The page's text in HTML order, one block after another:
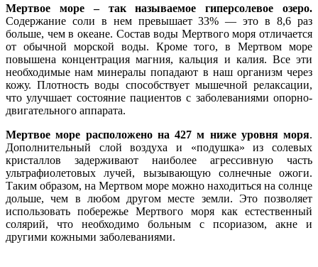
Мертвое море – так называемое гиперсолевое озеро.
Содержание соли в нем превышает 33% — это в 8,6 раз
больше, чем в океане. Состав воды Мертвого моря отличается
от обычной морской воды. Кроме того, в Мертвом море
повышена концентрация магния, кальция и калия. Все эти
необходимые нам минералы попадают в наш организм через
кожу. Плотность воды способствует мышечной релаксации,
что улучшает состояние пациентов с заболеваниями опорно-
двигательного аппарата.
Мертвое море расположено на 427 м ниже уровня моря.
Дополнительный слой воздуха и «подушка» из солевых
кристаллов задерживают наиболее агрессивную часть
ультрафиолетовых лучей, вызывающую солнечные ожоги.
Таким образом, на Мертвом море можно находиться на солнце
дольше, чем в любом другом месте земли. Это позволяет
использовать побережье Мертвого моря как естественный
солярий, что необходимо больным с псориазом, акне и
другими кожными заболеваниями.